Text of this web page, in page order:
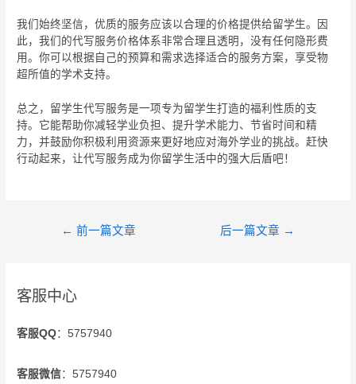
我们始终坚信，优质的服务应该以合理的价格提供给留学生。因
此，我们的代写服务价格体系非常合理且透明，没有任何隐形费
用。你可以根据自己的预算和需求选择适合的服务方案，享受物
超所值的学术支持。
总之，留学生代写服务是一项专为留学生打造的福利性质的支
持。它能帮助你减轻学业负担、提升学术能力、节省时间和精
力，并鼓励你积极利用资源来更好地应对海外学业的挑战。赶快
行动起来，让代写服务成为你留学生活中的强大后盾吧！
← 前一篇文章 后一篇文章 →
客服中心
客服QQ：5757940
客服微信：5757940